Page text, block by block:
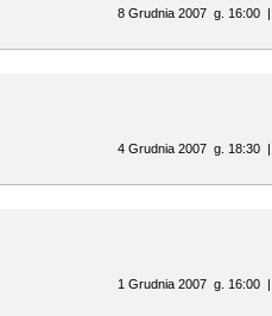
8 Grudnia 2007 g. 16:00 |
4 Grudnia 2007 g. 18:30 |
1 Grudnia 2007 g. 16:00 |